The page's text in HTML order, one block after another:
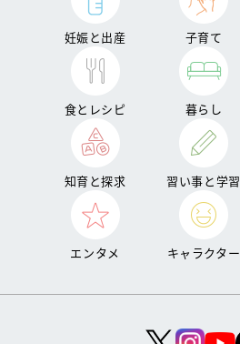
妊娠と出産 子育て
食とレシピ 暮らし
知育と探求 習い事と学習
エンタメ キャラクター